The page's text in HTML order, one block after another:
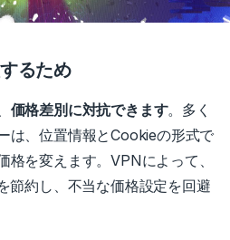
るため
価格差別に対抗できます。 多く
は、位置情報とCookieの形式で
格を変えます。VPNによって、
節約し 、不当な価格設定を回避